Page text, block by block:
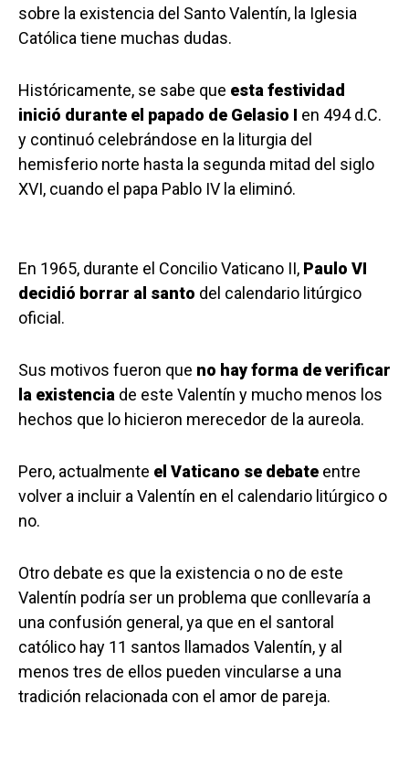
sobre la existencia del Santo Valentín, la Iglesia
Católica tiene muchas dudas.
Históricamente, se sabe que esta festividad
inició durante el papado de Gelasio I en 494 d.C.
y continuó celebrándose en la liturgia del
hemisferio norte hasta la segunda mitad del siglo
XVI, cuando el papa Pablo IV la eliminó.
En 1965, durante el Concilio Vaticano II, Paulo VI
decidió borrar al santo del calendario litúrgico
oficial.
Sus motivos fueron que no hay forma de verificar
la existencia de este Valentín y mucho menos los
hechos que lo hicieron merecedor de la aureola.
Pero, actualmente el Vaticano se debate entre
volver a incluir a Valentín en el calendario litúrgico o
no.
Otro debate es que la existencia o no de este
Valentín podría ser un problema que conllevaría a
una confusión general, ya que en el santoral
católico hay 11 santos llamados Valentín, y al
menos tres de ellos pueden vincularse a una
tradición relacionada con el amor de pareja.